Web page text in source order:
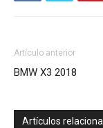
Artículo anterior
BMW X3 2018
Artículos